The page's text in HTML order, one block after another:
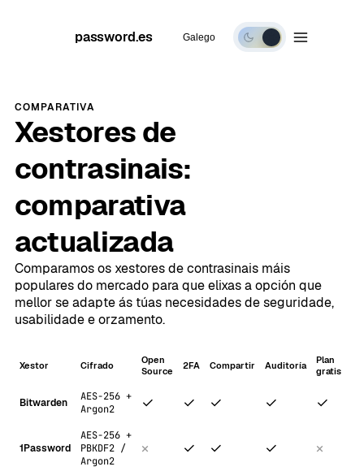
password.es Galego
Modo
COMPARATIVA
Xestores de
contrasinais:
comparativa
actualizada
Comparamos os xestores de contrasinais máis
populares do mercado para que elixas a opción que
mellor se adapte ás túas necesidades de seguridade,
usabilidade e orzamento.
Xestor Cifrado
Open
Source
2FA Compartir Auditoría
Plan
gratis
Bitwarden
AES-256 +
Argon2
✓ ✓ ✓ ✓ ✓
1Password
AES-256 +
PBKDF2 /
Argon2
× ✓ ✓ ✓ ×